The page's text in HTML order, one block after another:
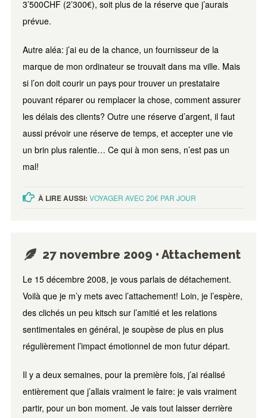
3’500CHF (2’300€), soit plus de la réserve que j’aurais
prévue.
Autre aléa: j’ai eu de la chance, un fournisseur de la
marque de mon ordinateur se trouvait dans ma ville. Mais
si l’on doit courir un pays pour trouver un prestataire
pouvant réparer ou remplacer la chose, comment assurer
les délais des clients? Outre une réserve d’argent, il faut
aussi prévoir une réserve de temps, et accepter une vie
un brin plus ralentie… Ce qui à mon sens, n’est pas un
mal!
À LIRE AUSSI: VOYAGER AVEC 20€ PAR JOUR
27 novembre 2009 • Attachement
Le 15 décembre 2008, je vous parlais de détachement.
Voilà que je m’y mets avec l’attachement! Loin, je l’espère,
des clichés un peu kitsch sur l’amitié et les relations
sentimentales en général, je soupèse de plus en plus
régulièrement l’impact émotionnel de mon futur départ.
Il y a deux semaines, pour la première fois, j’ai réalisé
entièrement que j’allais vraiment le faire: je vais vraiment
partir, pour un bon moment. Je vais tout laisser derrière